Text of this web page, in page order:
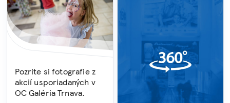
Pozrite si fotografie z
akcií usporiadaných v
OC Galéria Trnava.